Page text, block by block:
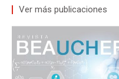
Ver más publicaciones